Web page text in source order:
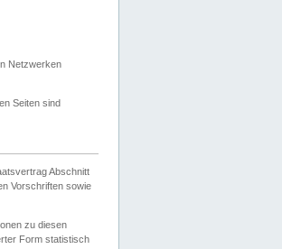
Netzwerken
Seiten sind
Abschnitt
Vorschriften sowie
zu diesen
Form statistisch